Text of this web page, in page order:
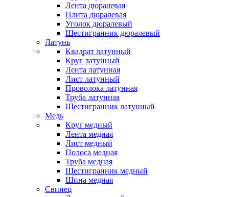
Лента дюралевая
Плита дюралевая
Уголок дюралевый
Шестигранник дюралевый
Латунь
Квадрат латунный
Круг латунный
Лента латунная
Лист латунный
Проволока латунная
Труба латунная
Шестигранник латунный
Медь
Круг медный
Лента медная
Лист медный
Полоса медная
Труба медная
Шестигранник медный
Шина медная
Свинец